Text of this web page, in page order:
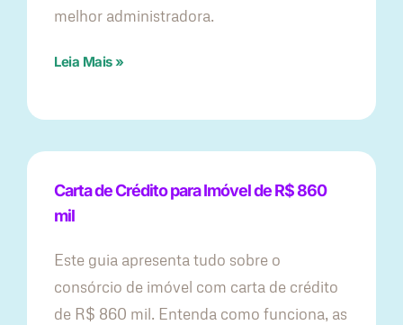
melhor administradora.
Leia Mais »
Carta de Crédito para Imóvel de R$ 860
mil
Este guia apresenta tudo sobre o
consórcio de imóvel com carta de crédito
de R$ 860 mil. Entenda como funciona, as